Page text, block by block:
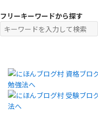
フリーキーワードから探す